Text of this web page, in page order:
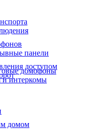
панели
домофоны
и интеркомы
доступом
домом